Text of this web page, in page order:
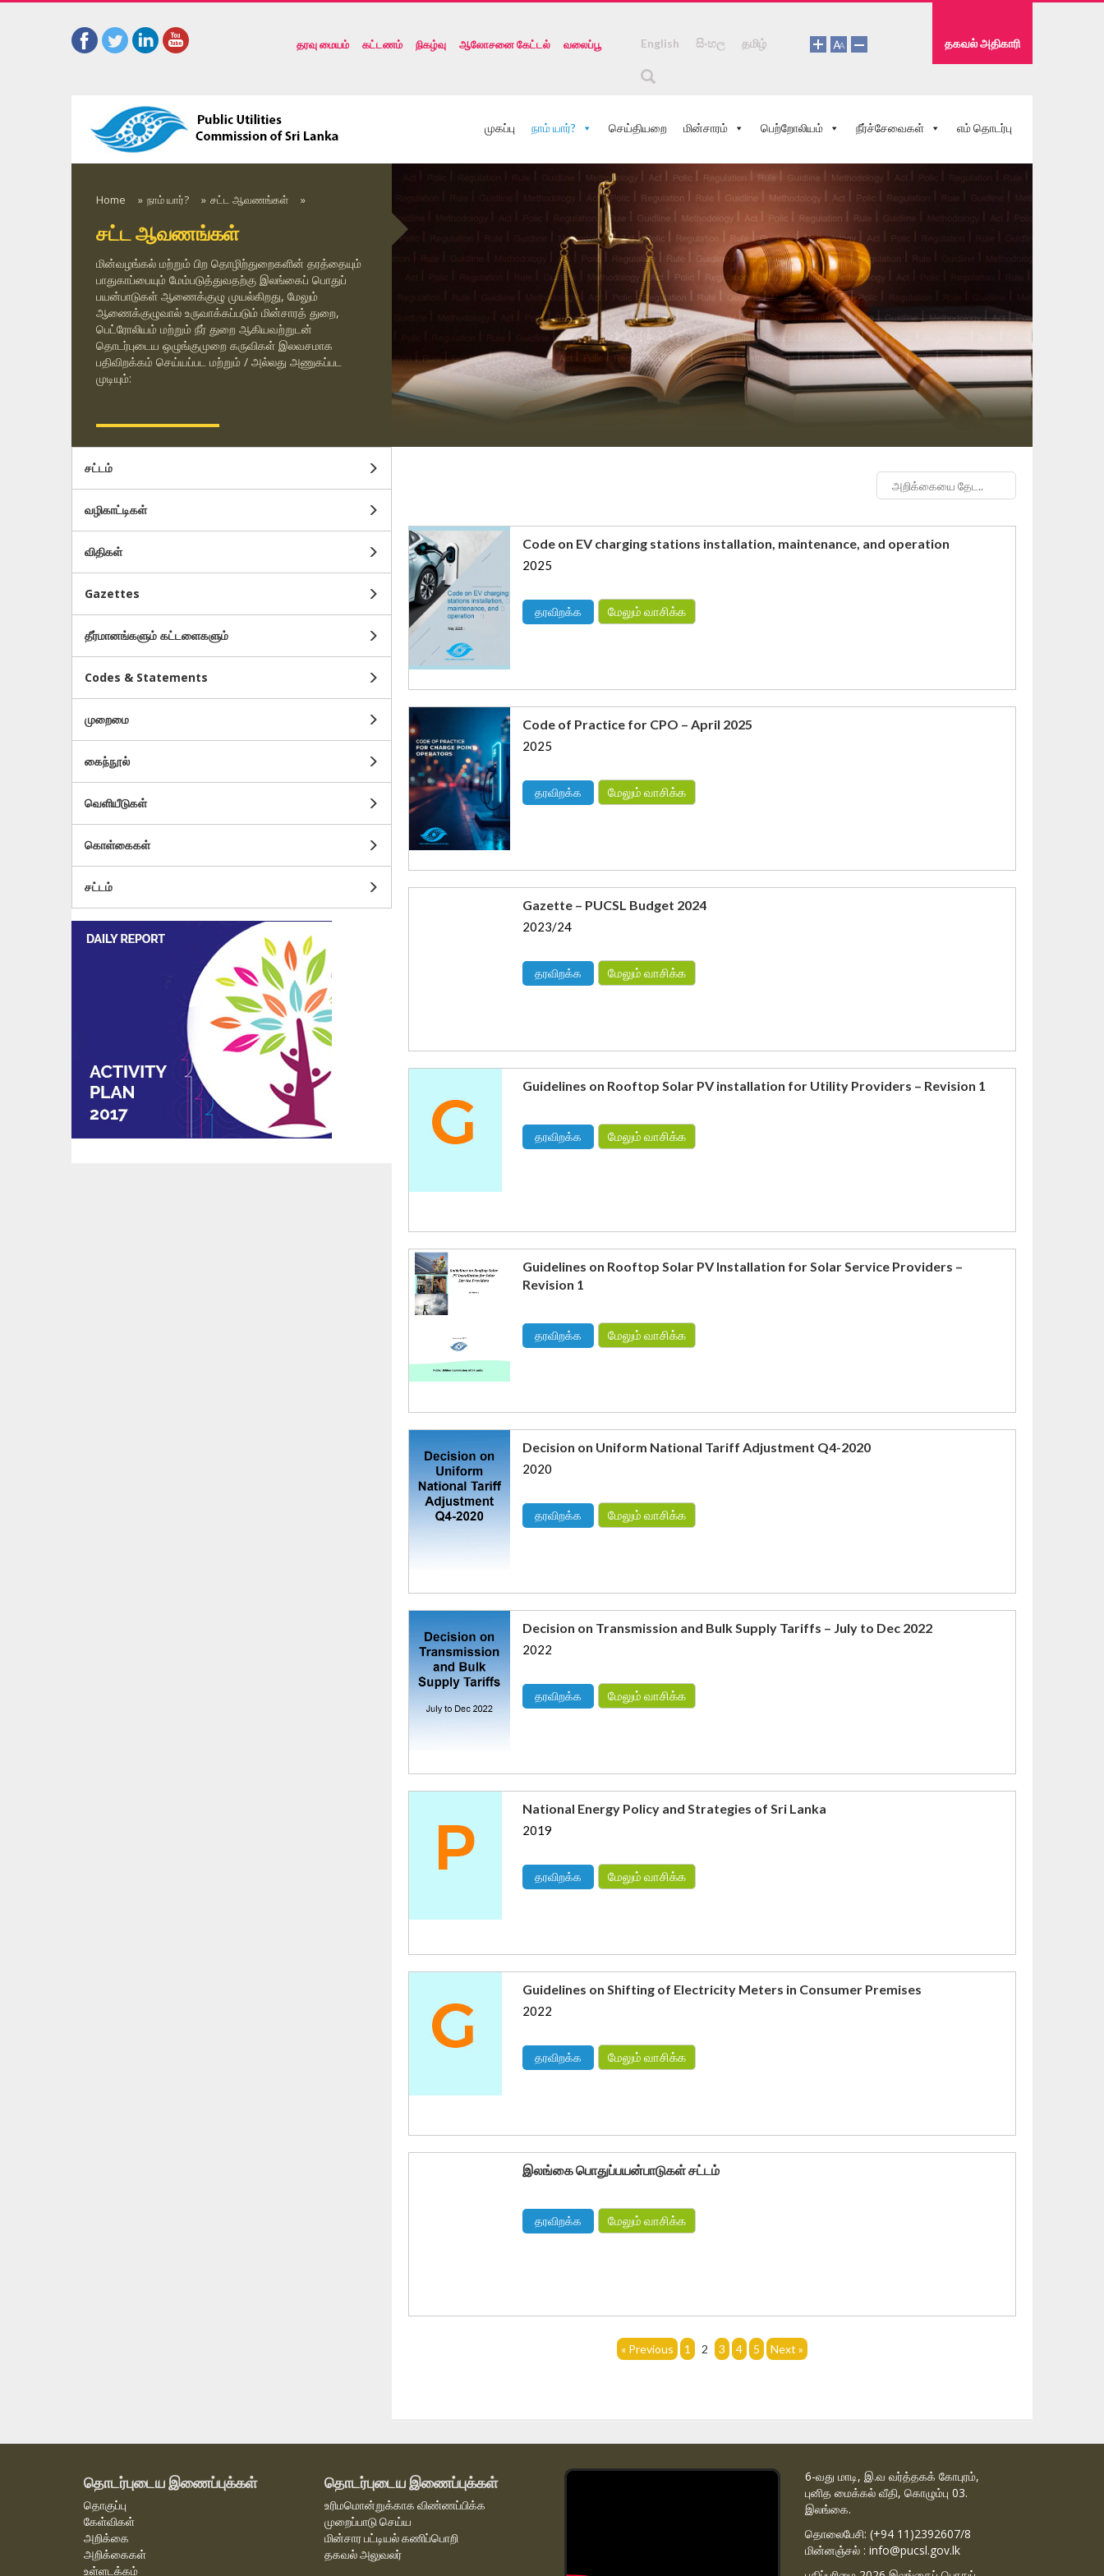
தரவு மையம் கட்டணம் நிகழ்வு ஆலோசனை கேட்டல் வலைப்பூ English සිංහල தமிழ் தகவல் அதிகாரி
முகப்பு நாம் யார்? செய்தியறை மின்சாரம் பெற்றோலியம் நீர்ச்சேவைகள் எம் தொடர்பு
Home » நாம் யார்? » சட்ட ஆவணங்கள் »
சட்ட ஆவணங்கள்
மின்வழங்கல் மற்றும் பிற தொழிற்துறைகளின் தரத்தையும்
பாதுகாப்பையும் மேம்படுத்துவதற்கு இலங்கைப் பொதுப்
பயன்பாடுகள் ஆணைக்குழு முயல்கிறது, மேலும்
ஆணைக்குழுவால் உருவாக்கப்படும் மின்சாரத் துறை,
பெட்ரோலியம் மற்றும் நீர் துறை ஆகியவற்றுடன்
தொடர்புடைய ஒழுங்குமுறை கருவிகள் இலவசமாக
பதிவிறக்கம் செய்யப்பட மற்றும் / அல்லது அணுகப்பட
முடியும்:
சட்டம்
வழிகாட்டிகள்
விதிகள்
Gazettes
தீர்மானங்களும் கட்டளைகளும்
Codes & Statements
முறைமை
கைந்நூல்
வெளியீடுகள்
கொள்கைகள்
சட்டம்
Code on EV charging stations installation, maintenance, and operation
2025
தரவிறக்க மேலும் வாசிக்க
Code of Practice for CPO – April 2025
2025
தரவிறக்க மேலும் வாசிக்க
Gazette – PUCSL Budget 2024
2023/24
தரவிறக்க மேலும் வாசிக்க
Guidelines on Rooftop Solar PV installation for Utility Providers – Revision 1
தரவிறக்க மேலும் வாசிக்க
Guidelines on Rooftop Solar PV Installation for Solar Service Providers –
Revision 1
தரவிறக்க மேலும் வாசிக்க
Decision on Uniform National Tariff Adjustment Q4-2020
2020
தரவிறக்க மேலும் வாசிக்க
Decision on Transmission and Bulk Supply Tariffs – July to Dec 2022
2022
தரவிறக்க மேலும் வாசிக்க
National Energy Policy and Strategies of Sri Lanka
2019
தரவிறக்க மேலும் வாசிக்க
Guidelines on Shifting of Electricity Meters in Consumer Premises
2022
தரவிறக்க மேலும் வாசிக்க
இலங்கை பொதுப்பயன்பாடுகள் சட்டம்
தரவிறக்க மேலும் வாசிக்க
« Previous 1 2 3 4 5 Next »
தொடர்புடைய இணைப்புக்கள்
தொகுப்பு
கேள்விகள்
அறிக்கை
அறிக்கைகள்
உள்ளடக்கம்
தொடர்புடைய இணைப்புக்கள்
உரிமமொன்றுக்காக விண்ணப்பிக்க
முறைப்பாடு செய்ய
மின்சார பட்டியல் கணிப்பொறி
தகவல் அலுவலர்
6-வது மாடி, இ.வ வர்த்தகக் கோபுரம்,
புனித மைக்கல் வீதி, கொழும்பு 03.
இலங்கை.
தொலைபேசி: (+94 11)2392607/8
மின்னஞ்சல் : info@pucsl.gov.lk